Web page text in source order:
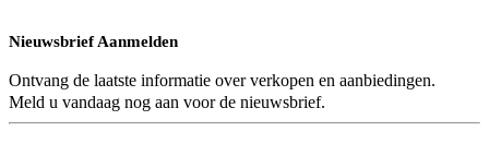
Nieuwsbrief Aanmelden
Ontvang de laatste informatie over verkopen en aanbiedingen.
Meld u vandaag nog aan voor de nieuwsbrief.